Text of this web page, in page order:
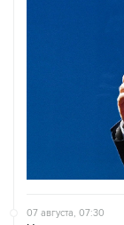
Два
стрельбе в